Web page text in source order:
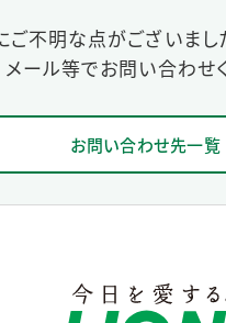
ご不明な点がございまし
メール等でお問い合わせ
お問い合わせ先一覧